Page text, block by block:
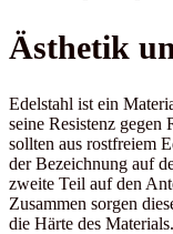
Ästhetik
Edelstahl ist ein
seine Resistenz gegen
sollten aus rostfreiem
der Bezeichnung auf
zweite Teil auf den
Zusammen sorgen
die Härte des Materials.